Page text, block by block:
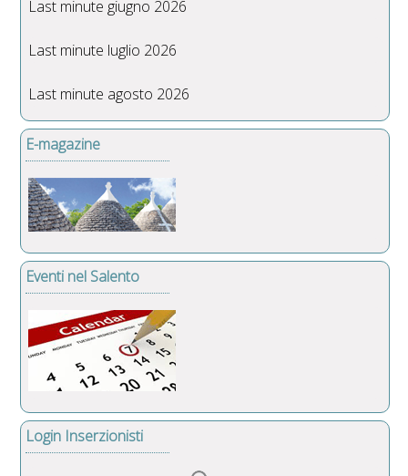
Last minute giugno 2026
Last minute luglio 2026
Last minute agosto 2026
E-magazine
Eventi nel Salento
Login Inserzionisti